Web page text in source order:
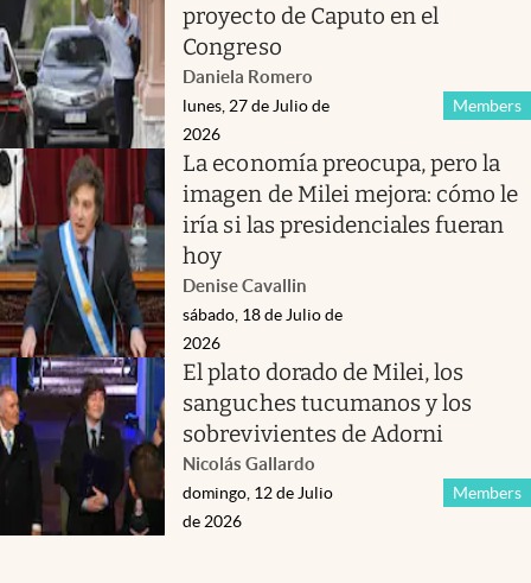
proyecto de Caputo en el
Congreso
Daniela Romero
Members
lunes, 27 de Julio de
2026
La economía preocupa, pero la
imagen de Milei mejora: cómo le
iría si las presidenciales fueran
hoy
Denise Cavallin
sábado, 18 de Julio de
2026
El plato dorado de Milei, los
sanguches tucumanos y los
sobrevivientes de Adorni
Nicolás Gallardo
Members
domingo, 12 de Julio
de 2026